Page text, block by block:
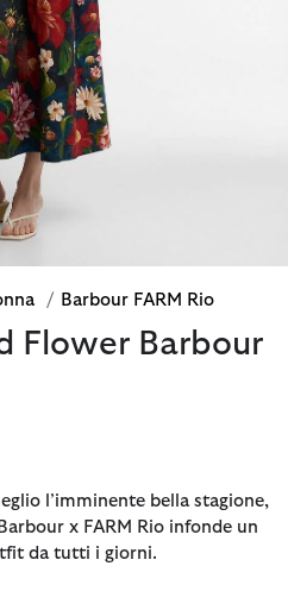
/ Barbour FARM Rio
Flower Barbour
l’imminente bella stagione,
x FARM Rio infonde un
da tutti i giorni.